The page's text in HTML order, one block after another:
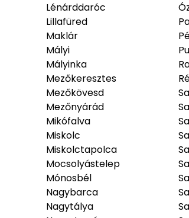
Lénárddaróc
Lillafüred
Maklár
Mályi
Mályinka
Mezőkeresztes
Mezőkövesd
Mezőnyárád
Mikófalva
Miskolc
Miskolctapolca
Mocsolyástelep
Mónosbél
Nagybarca
Nagytálya